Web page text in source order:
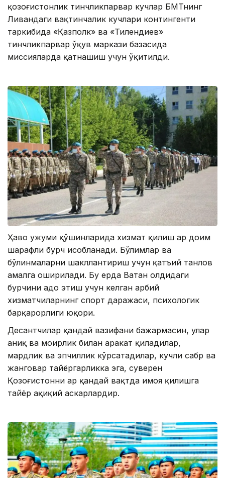
қозоғистонлик тинчликпарвар кучлар БМТнинг
Ливандаги вақтинчалик кучлари контингенти
таркибида «Қазполк» ва «Тилендиев»
тинчликпарвар ўқув маркази базасида
миссияларда қатнашиш учун ўқитилди.
Ҳаво ҳужуми қўшинларида хизмат қилиш ҳар доим
шарафли бурч ҳисобланади. Бўлимлар ва
бўлинмаларни шакллантириш учун қатъий танлов
амалга оширилади. Бу ерда Ватан олдидаги
бурчини адо этиш учун келган ҳарбий
хизматчиларнинг спорт даражаси, психологик
барқарорлиги юқори.
Десантчилар қандай вазифани бажармасин, улар
аниқ ва моҳирлик билан ҳаракат қиладилар,
мардлик ва эпчиллик кўрсатадилар, кучли сабр ва
жанговар тайёргарликка эга, суверен
Қозоғистонни ҳар қандай вақтда ҳимоя қилишга
тайёр ҳақиқий аскарлардир.